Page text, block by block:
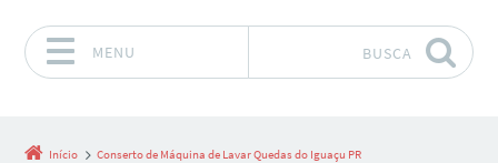
MENU BUSCA
Início Conserto de Máquina de Lavar Quedas do Iguaçu PR